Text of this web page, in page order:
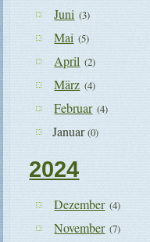
Juni (3)
Mai (5)
April (2)
März (4)
Februar (4)
Januar(0)
2024
Dezember (4)
November (7)